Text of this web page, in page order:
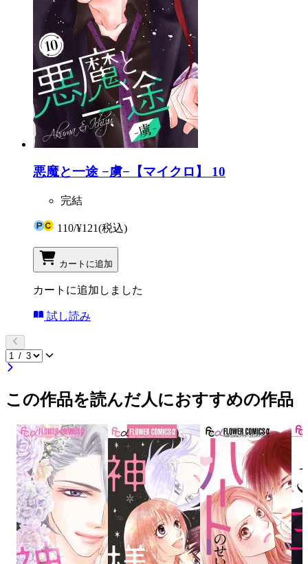
悪魔と一途 −虜−【マイクロ】 10
完結
110/¥121(税込)
カートに追加
カートに追加しました
試し読み
この作品を読んだ人におすすめの作品